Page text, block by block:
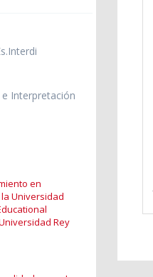
Interpretación
en
Universidad
Rey